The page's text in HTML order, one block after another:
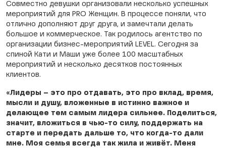
Совместно девушки организовали несколько успешных
мероприятий для PRO Женщин. В процессе поняли, что
отлично дополняют друг друга, и замечтали делать
большое и коммерческое. Так родилось агентство по
организации бизнес-мероприятий LEVEL. Сегодня за
спиной Кати и Маши уже более 100 масштабных
мероприятий и несколько десятков постоянных
клиентов.
«Лидеры – это про отдавать, это про вклад, время,
мысли и душу, вложенные в истинно важное и
делающее тем самым лидера сильнее. Поделиться,
значит, вложиться в чью-то силу, поддержать на
старте и передать дальше то, что когда-то дали
мне. Моя семья всегда так жила и живёт. Меня